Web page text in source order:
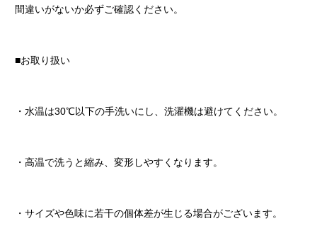
間違いがないか必ずご確認ください。
■お取り扱い
・水温は30℃以下の手洗いにし、洗濯機は避けてください。
・高温で洗うと縮み、変形しやすくなります。
・サイズや色味に若干の個体差が生じる場合がございます。